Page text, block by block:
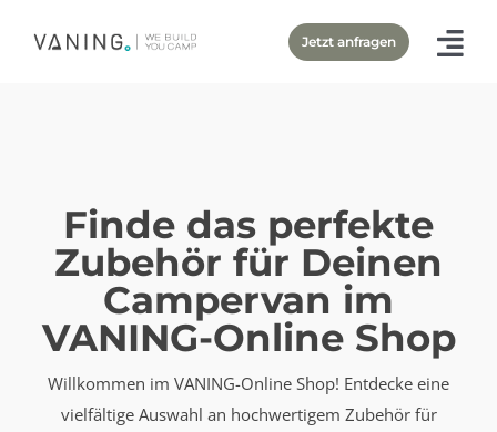
Inhalt
Jetzt anfragen
Finde das perfekte
Zubehör für Deinen
Campervan im
VANING-Online Shop
Willkommen im VANING-Online Shop! Entdecke eine
vielfältige Auswahl an hochwertigem Zubehör für